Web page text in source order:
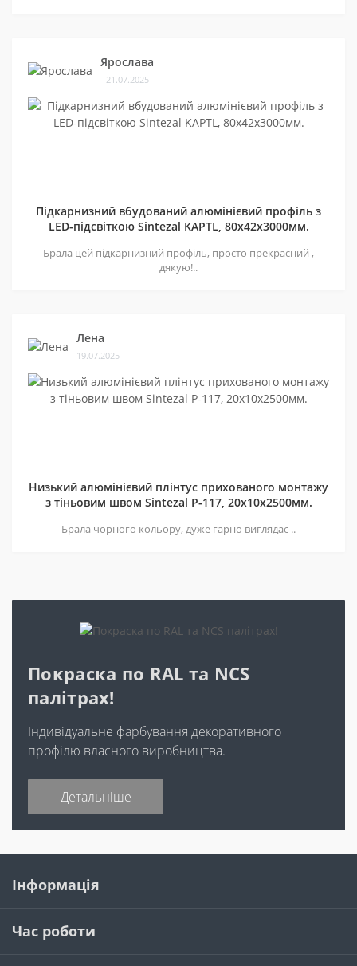
Ярослава
21.07.2025
Підкарнизний вбудований алюмінієвий профіль з
LED-підсвіткою Sintezal KAPTL, 80х42x3000мм.
Брала цей підкарнизний профіль, просто прекрасний ,
дякую!..
Лена
19.07.2025
Низький алюмінієвий плінтус прихованого монтажу
з тіньовим швом Sintezal P-117, 20х10х2500мм.
Брала чорного кольору, дуже гарно виглядає ..
Покраска по RAL та NCS
палітрах!
Індивідуальне фарбування декоративного
профілю власного виробництва.
Детальніше
Інформація
Час роботи